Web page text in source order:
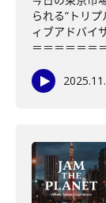
られる“トリ
ィブアドバイ
＝＝＝＝＝＝